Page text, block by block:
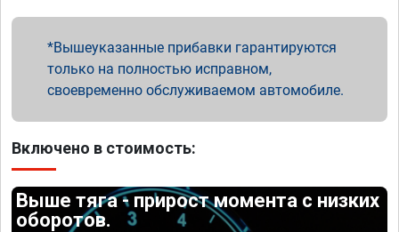
Вышеуказанные прибавки гарантируются
только на полностью исправном,
своевременно обслуживаемом автомобиле.
Включено в стоимость:
Выше тяга - прирост момента с низких
оборотов.